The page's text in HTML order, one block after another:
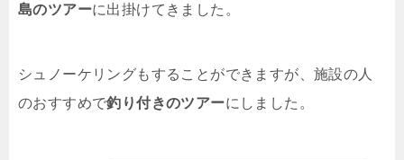
島のツアーに出掛けてきました。
シュノーケリングもすることができますが、施設の人
のおすすめで釣り付きのツアーにしました。